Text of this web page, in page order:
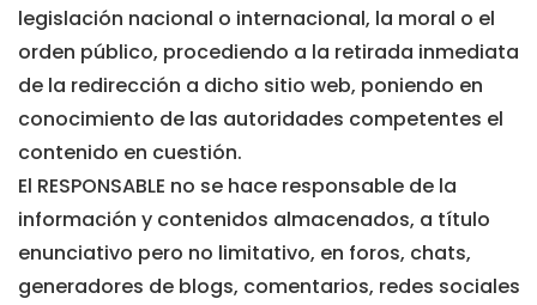
legislación nacional o internacional, la moral o el
orden público, procediendo a la retirada inmediata
de la redirección a dicho sitio web, poniendo en
conocimiento de las autoridades competentes el
contenido en cuestión.
El RESPONSABLE no se hace responsable de la
información y contenidos almacenados, a título
enunciativo pero no limitativo, en foros, chats,
generadores de blogs, comentarios, redes sociales